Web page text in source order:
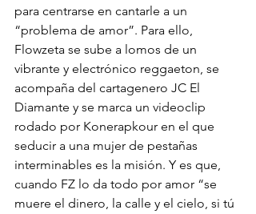
para centrarse en cantarle a un
“problema de amor”. Para ello,
Flowzeta se sube a lomos de un
vibrante y electrónico reggaeton, se
acompaña del cartagenero JC El
Diamante y se marca un videoclip
rodado por Konerapkour en el que
seducir a una mujer de pestañas
interminables es la misión. Y es que,
cuando FZ lo da todo por amor “se
muere el dinero, la calle y el cielo, si tú